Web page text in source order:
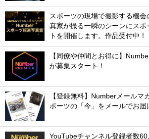
スポーツの現場で撮影する機
真家が撮る一瞬のシーンにスポ
トを開催します。作品受付中！
【同僚や仲間とお得に】
が募集スタート！
【登録無料】Numberメールマ
ポーツの「今」をメールでお届
YouTubeチャンネル登録者数